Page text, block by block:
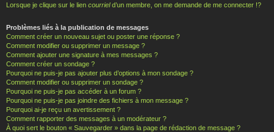
Lorsque je clique sur le lien courrield’un membre, on me demande de me connecter !?
Problèmes liés à la publication de messages
Comment créer un nouveau sujet ou poster une réponse ?
Comment modifier ou supprimer un message ?
Comment ajouter une signature à mes messages ?
Comment créer un sondage ?
Pourquoi ne puis-je pas ajouter plus d’options à mon sondage ?
Comment modifier ou supprimer un sondage ?
Pourquoi ne puis-je pas accéder à un forum ?
Pourquoi ne puis-je pas joindre des fichiers à mon message ?
Pourquoi ai-je reçu un avertissement ?
Comment rapporter des messages à un modérateur ?
À quoi sert le bouton « Sauvegarder » dans la page de rédaction de message ?